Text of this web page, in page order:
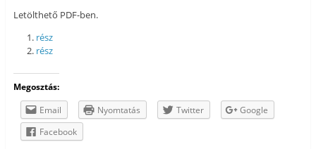
Letölthető PDF-ben.
rész
rész
Megosztás:
Email
Nyomtatás Twitter
Google
Facebook